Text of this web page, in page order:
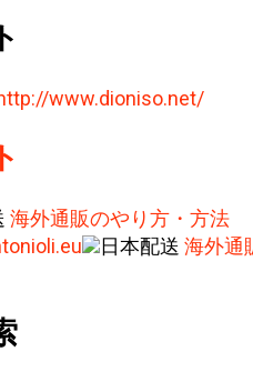
www.dioniso.net/
海外通販のやり方・方法
日本配送 海外通